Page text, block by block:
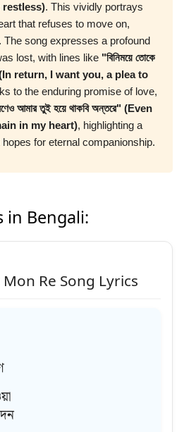
restless). This vividly portrays
that refuses to move on,
The song expresses a profound
lost, with lines like "বিনিময়ে তোকে
(In return, I want you, a plea to
to the enduring promise of love,
আমার তুই হয়ে থাকবি অন্তরে" (Even
in my heart), highlighting a
for eternal companionship.
in Bengali:
Mon Re Song Lyrics